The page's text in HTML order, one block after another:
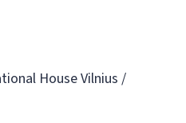
House Vilnius /